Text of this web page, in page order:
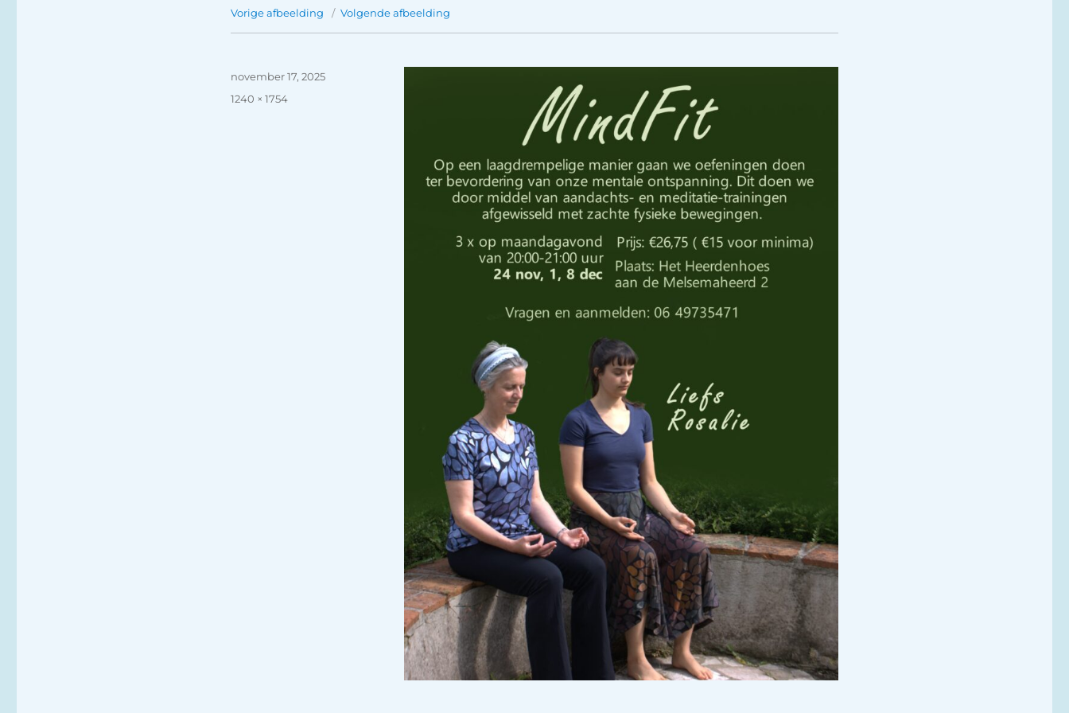
Vorige afbeelding Volgende afbeelding
Geplaatst
november 17, 2025
Volledige
1240 × 1754